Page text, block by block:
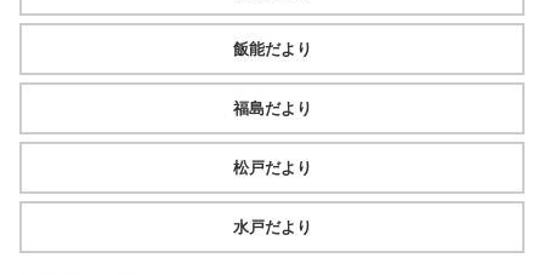
飯能だより
福島だより
松戸だより
水戸だより